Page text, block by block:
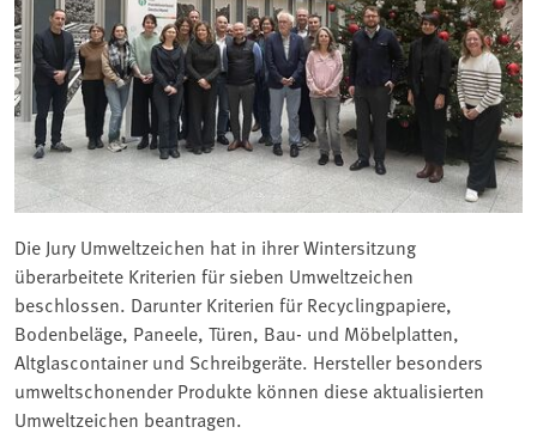
Die Jury Umweltzeichen hat in ihrer Wintersitzung
überarbeitete Kriterien für sieben Umweltzeichen
beschlossen. Darunter Kriterien für Recyclingpapiere,
Bodenbeläge, Paneele, Türen, Bau- und Möbelplatten,
Altglascontainer und Schreibgeräte. Hersteller besonders
umweltschonender Produkte können diese aktualisierten
Umweltzeichen beantragen.